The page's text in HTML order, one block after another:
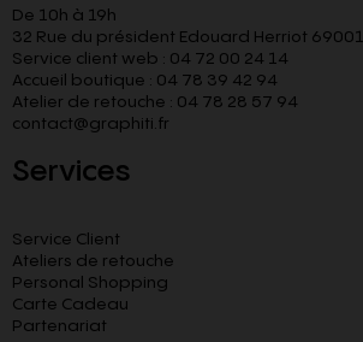
De 10h à 19h
32 Rue du président Edouard Herriot
Service client web : 04 72 00 24 14
Accueil boutique : 04 78 39 42 94
Atelier de retouche : 04 78 28 57 94
contact@graphiti.fr
Services
Service Client
Ateliers de retouche
Personal Shopping
Carte Cadeau
Partenariat